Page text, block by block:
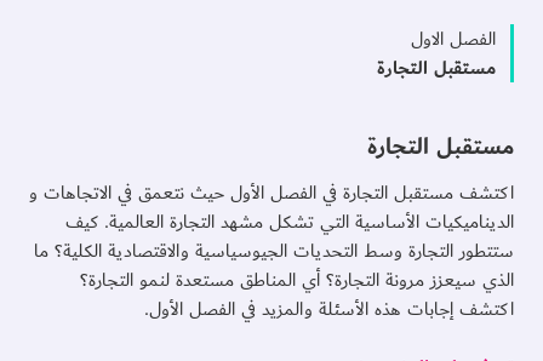
الفصل الاول
مستقبل التجارة
مستقبل التجارة
اكتشف مستقبل التجارة في الفصل الأول حيث نتعمق في الاتجاهات و
الديناميكيات الأساسية التي تشكل مشهد التجارة العالمية. كيف
ستتطور التجارة وسط التحديات الجيوسياسية والاقتصادية الكلية؟ ما
الذي سيعزز مرونة التجارة؟ أي المناطق مستعدة لنمو التجارة؟
اكتشف إجابات هذه الأسئلة والمزيد في الفصل الأول.